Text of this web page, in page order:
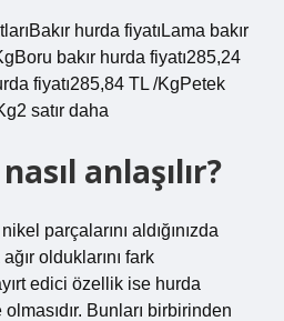
hurda fiyatıLama bakır
bakır hurda fiyatı285,24
fiyatı285,84 TL /KgPetek
satır daha
anlaşılır?
parçalarını aldığınızda
olduklarını fark
edici özellik ise hurda
Bunları birbirinden